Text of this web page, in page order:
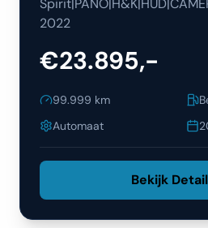
2022
€23.895,-
99.999 km
Automaat
Bekijk